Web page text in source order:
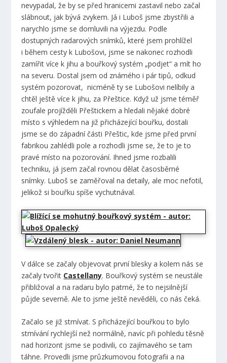
nevypadal, že by se před hranicemi zastavil nebo začal
slábnout, jak bývá zvykem. Já i Luboš jsme zbystřili a
narychlo jsme se domluvili na výjezdu. Podle
dostupných radarových snímků, které jsem prohlížel
i během cesty k Lubošovi, jsme se nakonec rozhodli
zamířit více k jihu a bouřkový systém „podjet“ a mít ho
na severu. Dostal jsem od známého i pár tipů, odkud
systém pozorovat, nicméně ty se Lubošovi nelíbily a
chtěl ještě více k jihu, za Přeštice. Když už jsme téměř
zoufale projížděli Přeštickem a hledali nějaké dobré
místo s výhledem na již přicházející bouřku, dostali
jsme se do západní části Přeštic, kde jsme před první
fabrikou zahlédli pole a rozhodli jsme se, že to je to
pravé místo na pozorování. Ihned jsme rozbalili
techniku, já jsem začal rovnou dělat časosběrné
snímky. Luboš se zaměřoval na detaily, ale moc nefotil,
jelikož si bouřku spíše vychutnával.
V dálce se začaly objevovat první blesky a kolem nás se
začaly tvořit Castellany. Bouřkový systém se neustále
přibližoval a na radaru bylo patrné, že to nejsilnější
půjde severně. Ale to jsme ještě nevěděli, co nás čeká.
Začalo se již stmívat. S přicházející bouřkou to bylo
stmívání rychlejší než normálně, navíc při pohledu těsně
nad horizont jsme se podivili, co zajímavého se tam
táhne. Provedli jsme průzkumovou fotografii a na